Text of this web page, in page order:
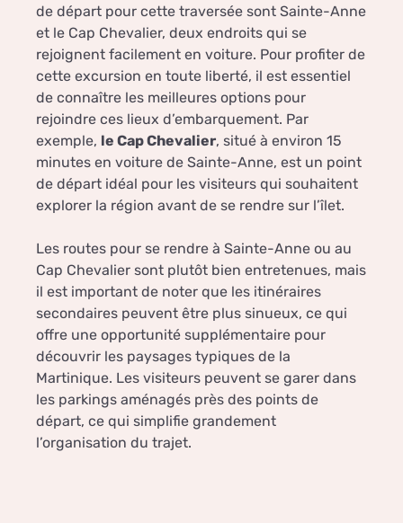
de départ pour cette traversée sont Sainte-Anne
et le Cap Chevalier, deux endroits qui se
rejoignent facilement en voiture. Pour profiter de
cette excursion en toute liberté, il est essentiel
de connaître les meilleures options pour
rejoindre ces lieux d’embarquement. Par
exemple, le Cap Chevalier, situé à environ 15
minutes en voiture de Sainte-Anne, est un point
de départ idéal pour les visiteurs qui souhaitent
explorer la région avant de se rendre sur l’îlet.
Les routes pour se rendre à Sainte-Anne ou au
Cap Chevalier sont plutôt bien entretenues, mais
il est important de noter que les itinéraires
secondaires peuvent être plus sinueux, ce qui
offre une opportunité supplémentaire pour
découvrir les paysages typiques de la
Martinique. Les visiteurs peuvent se garer dans
les parkings aménagés près des points de
départ, ce qui simplifie grandement
l’organisation du trajet.